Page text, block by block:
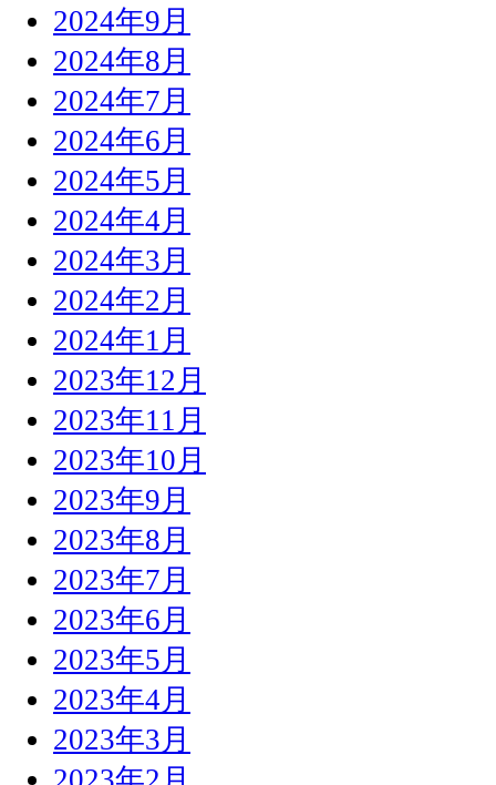
2024年9月
2024年8月
2024年7月
2024年6月
2024年5月
2024年4月
2024年3月
2024年2月
2024年1月
2023年12月
2023年11月
2023年10月
2023年9月
2023年8月
2023年7月
2023年6月
2023年5月
2023年4月
2023年3月